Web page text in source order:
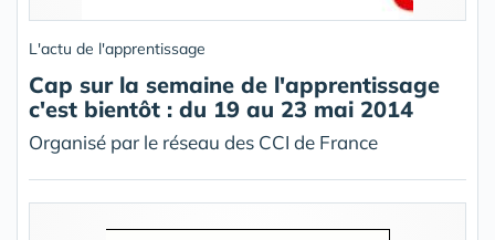
L'actu de l'apprentissage
Cap sur la semaine de l'apprentissage
c'est bientôt : du 19 au 23 mai 2014
Organisé par le réseau des CCI de France